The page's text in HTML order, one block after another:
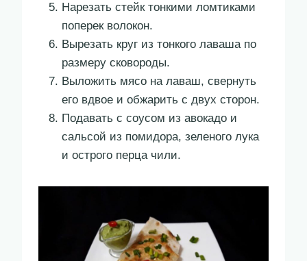
Нарезать стейк тонкими ломтиками
поперек волокон.
Вырезать круг из тонкого лаваша по
размеру сковороды.
Выложить мясо на лаваш, свернуть
его вдвое и обжарить с двух сторон.
Подавать с соусом из авокадо и
сальсой из помидора, зеленого лука
и острого перца чили.